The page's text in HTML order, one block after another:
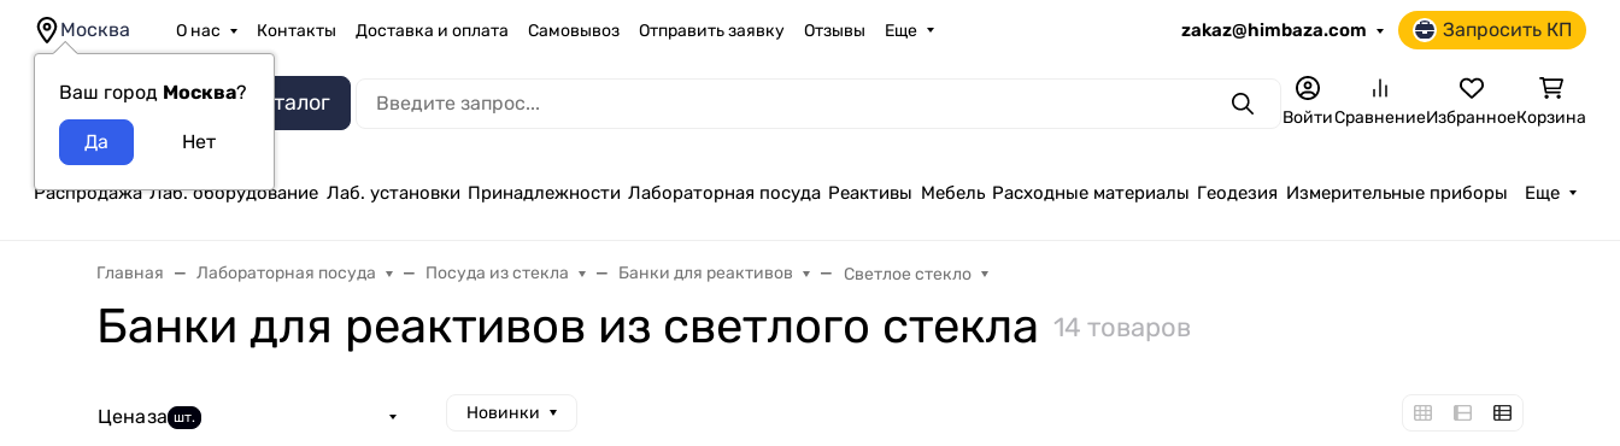
Москва
Ваш город Москва?
О нас Контакты Доставка и оплата Самовывоз Отправить заявку Отзывы Еще zakaz@himbaza.com Запросить КП
Каталог ПоискВойтиСравнениеИзбранноеКорзина
Распродажа Лаб. оборудование Лаб. установки Принадлежности Лабораторная посуда Реактивы Мебель Расходные материалы Геодезия Измерительные приборы Еще
Главная Лабораторная посуда Посуда из стекла Банки для реактивов Светлое стекло
Банки для реактивов из светлого стекла 14 товаров
Ценаза шт. Новинки